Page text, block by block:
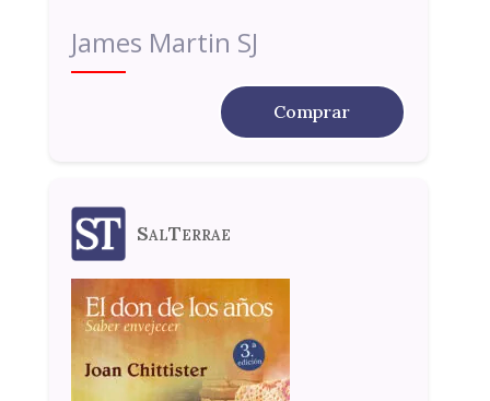
James Martin SJ
Comprar
SalTerrae